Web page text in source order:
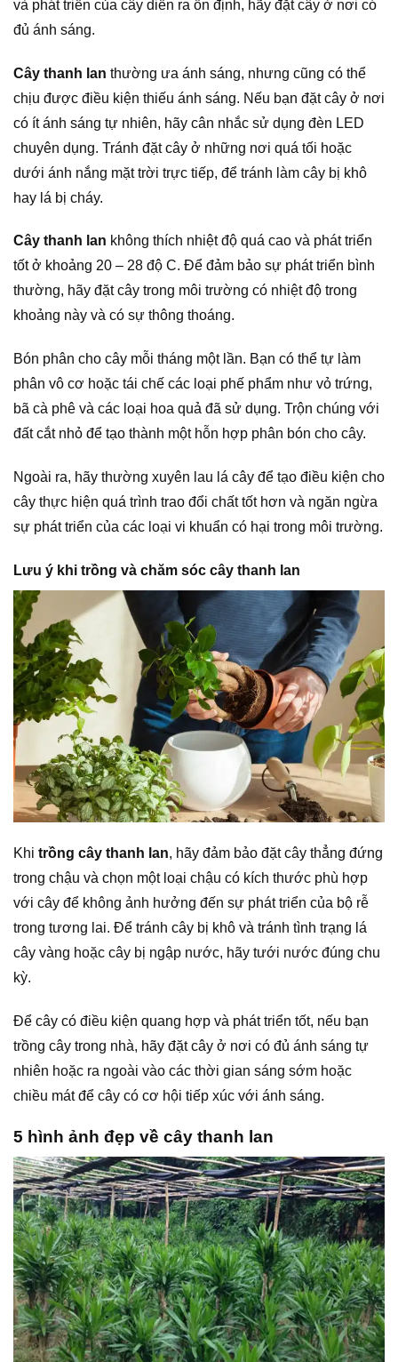
và phát triển của cây diễn ra ổn định, hãy đặt cây ở nơi có
đủ ánh sáng.
Cây thanh lan thường ưa ánh sáng, nhưng cũng có thể
chịu được điều kiện thiếu ánh sáng. Nếu bạn đặt cây ở nơi
có ít ánh sáng tự nhiên, hãy cân nhắc sử dụng đèn LED
chuyên dụng. Tránh đặt cây ở những nơi quá tối hoặc
dưới ánh nắng mặt trời trực tiếp, để tránh làm cây bị khô
hay lá bị cháy.
Cây thanh lan không thích nhiệt độ quá cao và phát triển
tốt ở khoảng 20 – 28 độ C. Để đảm bảo sự phát triển bình
thường, hãy đặt cây trong môi trường có nhiệt độ trong
khoảng này và có sự thông thoáng.
Bón phân cho cây mỗi tháng một lần. Bạn có thể tự làm
phân vô cơ hoặc tái chế các loại phế phẩm như vỏ trứng,
bã cà phê và các loại hoa quả đã sử dụng. Trộn chúng với
đất cắt nhỏ để tạo thành một hỗn hợp phân bón cho cây.
Ngoài ra, hãy thường xuyên lau lá cây để tạo điều kiện cho
cây thực hiện quá trình trao đổi chất tốt hơn và ngăn ngừa
sự phát triển của các loại vi khuẩn có hại trong môi trường.
Lưu ý khi trồng và chăm sóc cây thanh lan
Khi trồng cây thanh lan, hãy đảm bảo đặt cây thẳng đứng
trong chậu và chọn một loại chậu có kích thước phù hợp
với cây để không ảnh hưởng đến sự phát triển của bộ rễ
trong tương lai. Để tránh cây bị khô và tránh tình trạng lá
cây vàng hoặc cây bị ngập nước, hãy tưới nước đúng chu
kỳ.
Để cây có điều kiện quang hợp và phát triển tốt, nếu bạn
trồng cây trong nhà, hãy đặt cây ở nơi có đủ ánh sáng tự
nhiên hoặc ra ngoài vào các thời gian sáng sớm hoặc
chiều mát để cây có cơ hội tiếp xúc với ánh sáng.
5 hình ảnh đẹp về cây thanh lan